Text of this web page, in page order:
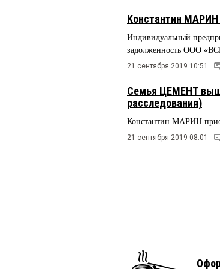
Константин МАРИН
Индивидуальный
задолженность ООО
21 сентября 2019 10:51
Семья ЦЕМЕНТ
расследования)
Константин МАРИН
21 сентября 2019 08:01